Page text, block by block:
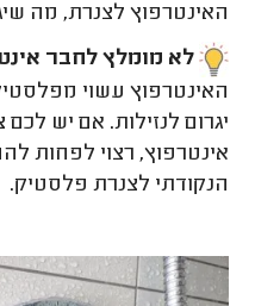
האינטרפוץ לצנרת, מה
לא מומלץ לחבר
האינטרפוץ עשוי
יגרום לנזילות. אם יש
אינטרפוץ, רצוי לפחות
הנקודתי לצנרת פלסטיק.